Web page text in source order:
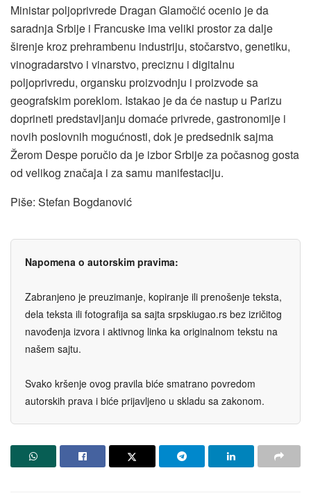
Ministar poljoprivrede Dragan Glamočić ocenio je da
saradnja Srbije i Francuske ima veliki prostor za dalje
širenje kroz prehrambenu industriju, stočarstvo, genetiku,
vinogradarstvo i vinarstvo, preciznu i digitalnu
poljoprivredu, organsku proizvodnju i proizvode sa
geografskim poreklom. Istakao je da će nastup u Parizu
doprineti predstavljanju domaće privrede, gastronomije i
novih poslovnih mogućnosti, dok je predsednik sajma
Žerom Despe poručio da je izbor Srbije za počasnog gosta
od velikog značaja i za samu manifestaciju.
Piše: Stefan Bogdanović
Napomena o autorskim pravima:
Zabranjeno je preuzimanje, kopiranje ili prenošenje teksta,
dela teksta ili fotografija sa sajta srpskiugao.rs bez izričitog
navođenja izvora i aktivnog linka ka originalnom tekstu na
našem sajtu.
Svako kršenje ovog pravila biće smatrano povredom
autorskih prava i biće prijavljeno u skladu sa zakonom.